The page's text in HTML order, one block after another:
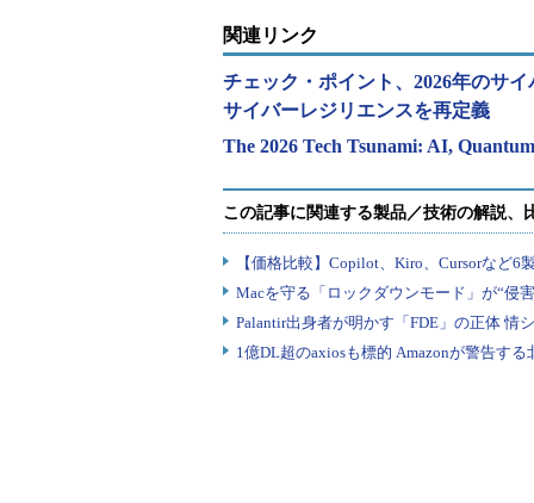
関連リンク
チェック・ポイント、2026年のサ
サイバーレジリエンスを再定義
The 2026 Tech Tsunami: AI,